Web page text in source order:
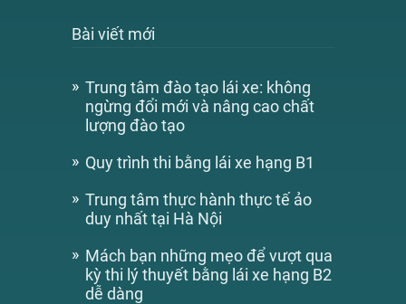
Bài viết mới
Trung tâm đào tạo lái xe: không
ngừng đổi mới và nâng cao chất
lượng đào tạo
Quy trình thi bằng lái xe hạng B1
Trung tâm thực hành thực tế ảo
duy nhất tại Hà Nội
Mách bạn những mẹo để vượt qua
kỳ thi lý thuyết bằng lái xe hạng B2
dễ dàng